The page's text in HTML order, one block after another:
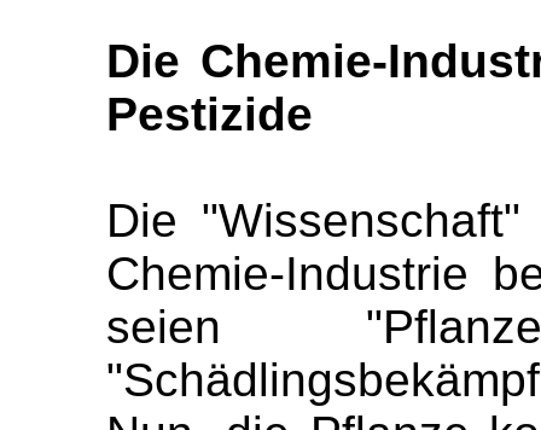
Die Chemie-
Pestizide
Die
Chemie-Industrie
seien